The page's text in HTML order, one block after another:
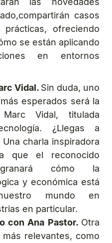
casos
ofreciendo
se están aplicando
en entornos
Vidal. Sin duda, uno
esperados será la
Vidal, titulada
¿Llegas a
charla inspiradora
que el reconocido
cómo la
y económica está
mundo en
en particular.
con Ana Pastor. Otra
relevantes, como